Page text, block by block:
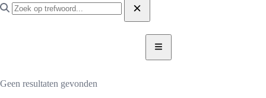
Geen resultaten gevonden